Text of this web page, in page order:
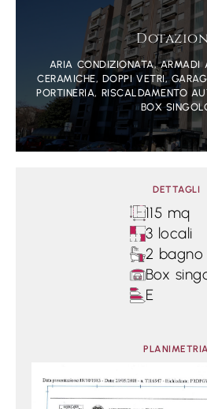
ARIA CONDIZIONATA, ARMADI
CERAMICHE, DOPPI VETRI,
PORTINERIA, RISCALDAMENTO
BOX
DETTAGLI
115 mq
3 locali
2 bagno
Box
E
PLANIMETRIA